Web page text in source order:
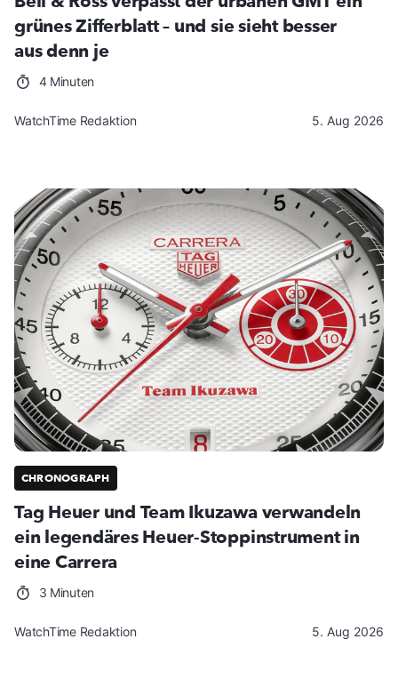
grünes Zifferblatt – und sie sieht besser
aus denn je
4 Minuten
WatchTime Redaktion 5. Aug 2026
CHRONOGRAPH
Tag Heuer und Team Ikuzawa verwandeln
ein legendäres Heuer-Stoppinstrument in
eine Carrera
3 Minuten
WatchTime Redaktion 5. Aug 2026